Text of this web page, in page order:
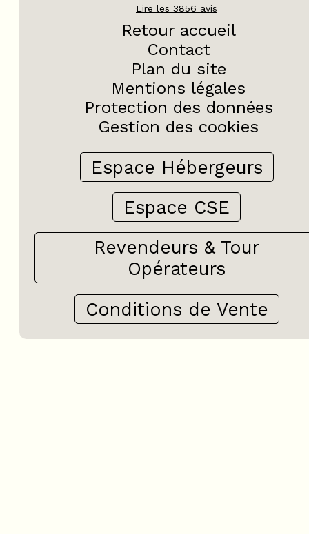
Lire les 3856 avis
Retour accueil
Contact
Plan du site
Mentions légales
Protection des données
Gestion des cookies
Espace Hébergeurs
Espace CSE
Revendeurs & Tour
Opérateurs
Conditions de Vente